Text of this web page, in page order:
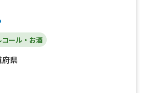
ール・お酒
県